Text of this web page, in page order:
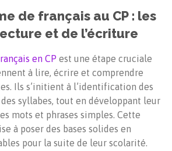
de français au CP : les
et de l’écriture
en CP est une étape cruciale
à lire, écrire et comprendre
Ils s’initient à l’identification des
syllabes, tout en développant leur
mots et phrases simples. Cette
à poser des bases solides en
pour la suite de leur scolarité.